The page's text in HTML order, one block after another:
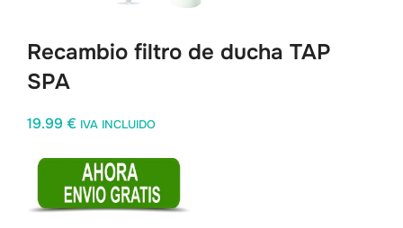
Recambio filtro de ducha TAP
SPA
19.99 € IVA INCLUIDO